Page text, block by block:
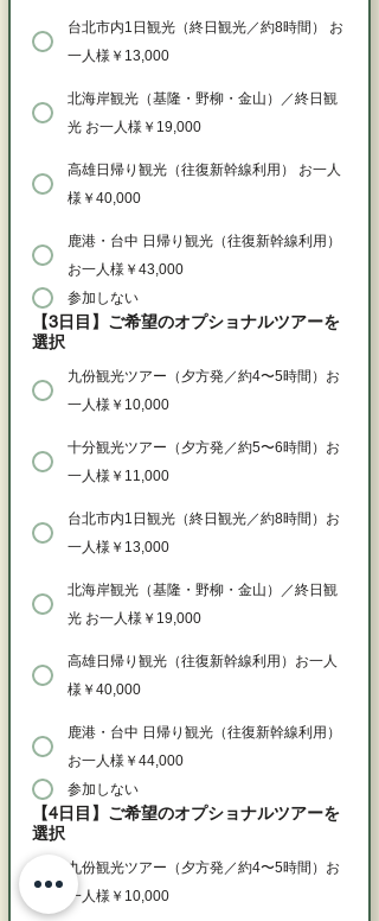
台北市内1日観光（終日観光／約8時間） お
一人様￥13,000
北海岸観光（基隆・野柳・金山）／終日観
光 お一人様￥19,000
高雄日帰り観光（往復新幹線利用） お一人
様￥40,000
鹿港・台中 日帰り観光（往復新幹線利用）
お一人様￥43,000
参加しない
【3日目】ご希望のオプショナルツアーを
選択
九份観光ツアー（夕方発／約4〜5時間）お
一人様￥10,000
十分観光ツアー（夕方発／約5〜6時間）お
一人様￥11,000
台北市内1日観光（終日観光／約8時間）お
一人様￥13,000
北海岸観光（基隆・野柳・金山）／終日観
光 お一人様￥19,000
高雄日帰り観光（往復新幹線利用）お一人
様￥40,000
鹿港・台中 日帰り観光（往復新幹線利用）
お一人様￥44,000
参加しない
【4日目】ご希望のオプショナルツアーを
選択
九份観光ツアー（夕方発／約4〜5時間）お
一人様￥10,000